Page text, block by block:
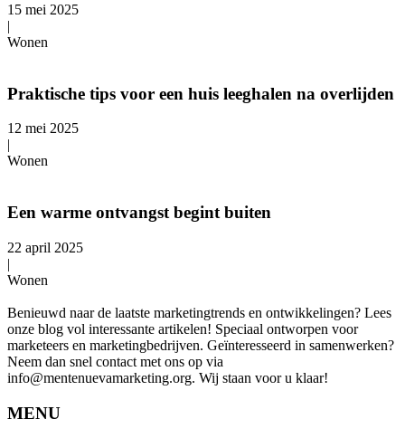
15 mei 2025
|
Wonen
Praktische tips voor een huis leeghalen na overlijden
12 mei 2025
|
Wonen
Een warme ontvangst begint buiten
22 april 2025
|
Wonen
Benieuwd naar de laatste marketingtrends en ontwikkelingen? Lees
onze blog vol interessante artikelen! Speciaal ontworpen voor
marketeers en marketingbedrijven. Geïnteresseerd in samenwerken?
Neem dan snel contact met ons op via
info@mentenuevamarketing.org. Wij staan voor u klaar!
MENU